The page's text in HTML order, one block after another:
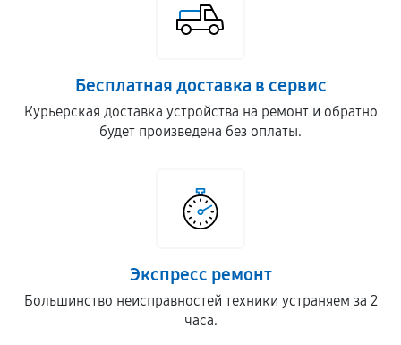
Бесплатная доставка в сервис
Курьерская доставка устройства на ремонт и обратно
будет произведена без оплаты.
Экспресс ремонт
Большинство неисправностей техники устраняем за 2
часа.